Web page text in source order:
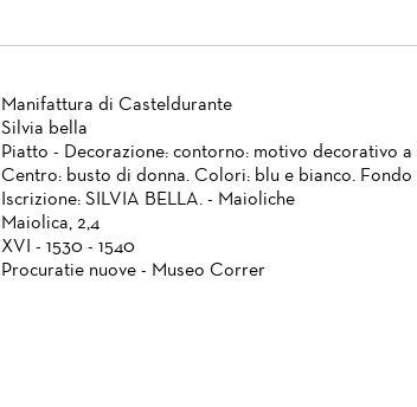
Manifattura di Casteldurante
Silvia bella
Piatto - Decorazione: contorno: motivo decorativo
Centro: busto di donna. Colori: blu e bianco. Fondo
Iscrizione: SILVIA BELLA. - Maioliche
Maiolica, 2,4
XVI - 1530 - 1540
Procuratie nuove - Museo Correr